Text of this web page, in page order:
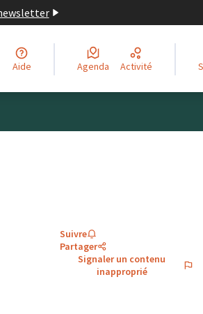
Aide Agenda Activité
Suivre
Partager
Signaler un contenu
inapproprié